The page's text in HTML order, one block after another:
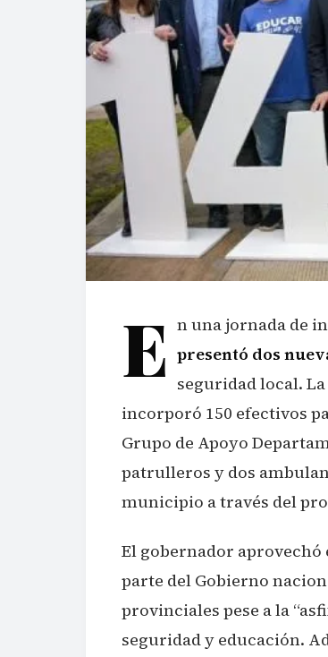
E n una jornada de
presentó dos
seguridad local.
incorporó 150 efectivos
Grupo de Apoyo
patrulleros y dos
municipio a través del
El gobernador
parte del Gobierno
provinciales pese a la
seguridad y educación.